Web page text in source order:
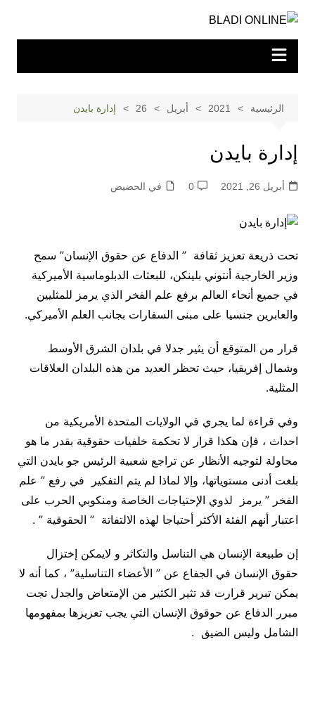
المحتوى
الرئيسية 2021 أبريل 26 إدارة بايدن
إدارة بايدن
أبريل 26, 2021 0 في الحضيض
تحت ذريعة تعزيز ثقافة ” الدفاع عن حقوق الإنسان” سمح
وزير الخارجية أنتوني بلينكن، للبعثات الدبلوماسية الأميركية
في جميع أنحاء العالم برفع علم الفخر الذي يرمز للمثليين
والعابرين جنسيا على مبنى السفارات بجانب العلم الأميركي.
قرار من المتوقع أن يثير جدلا في بلدان الشرق الأوسط
وشمال إفريقيا، حيث تحظر العديد من هذه البلدان العلاقات
المثلية.
وفي قراءة لما يجري في الولايات المتحدة الأمريكية من
احداث ، فإن هكذا قرار لا تحكمة خلفيات حقوقية بقدر ما هو
محاولة لتوجيه الأنظار عن تراجع شعبية الرئيس جو بايدن التي
بلغت أدنى مستوياتها، وإلا لماذا لم يتم التفكير في رفع ” علم
الفخر ” يرمز لذوي الإحتياجات الخاصة ومنكوبي الحرب على
اعتبار أنهم الفئة الأكثر أحتياجا لهذه الالتفاتة ” الحقوقية ” .
إن طبيعة الإنسان هي التناسل والتكاثر و لايمكن إختزال
حقوق الإنسان في الجفاع عن ” الأعضاء التناسلية” ، كما أنه لا
يمكن تبرير قرارت قد تثير الكثير من الإمتعاض والجدل تجت
مبرر الدفاع عن حوقوق الإنسان التي يجب تعزيزها بمفهومها
الشامل وليس الضيق .